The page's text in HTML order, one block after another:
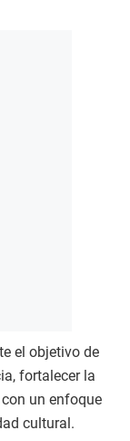
el objetivo de
fortalecer la
un enfoque
cultural.